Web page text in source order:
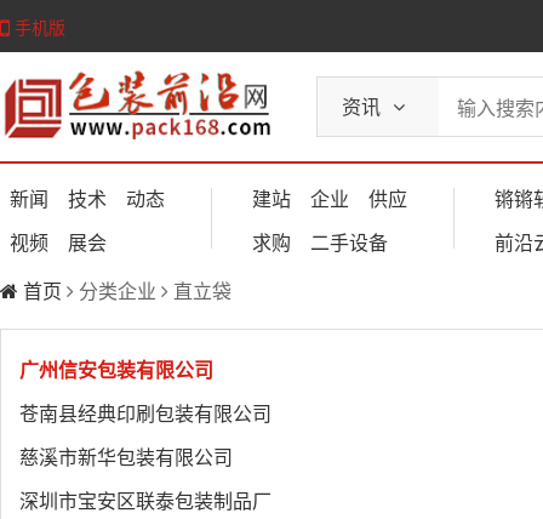
手机版
资讯
新闻 技术
动态
视频
展会
建站 企业
供应
求购
二手设备
锵锵
前沿
首页
分类企业 直立袋
广州信安包装有限公司
苍南县经典印刷包装有限公司
慈溪市新华包装有限公司
深圳市宝安区联泰包装制品厂